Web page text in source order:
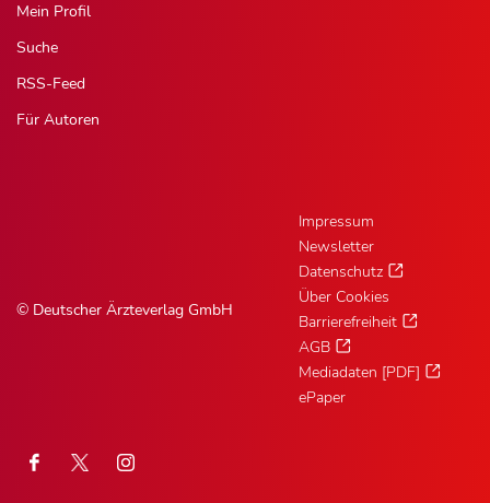
Mein Profil
Suche
RSS-Feed
Für Autoren
© Deutscher Ärzteverlag GmbH
Impressum
Newsletter
Datenschutz
Über Cookies
Barrierefreiheit
AGB
Mediadaten [PDF]
ePaper